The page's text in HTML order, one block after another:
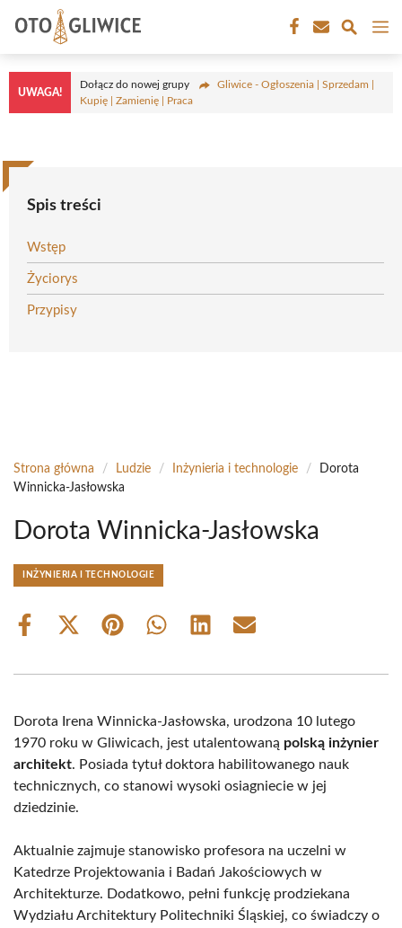
treści
UWAGA!
Dołącz do nowej grupy
Gliwice - Ogłoszenia | Sprzedam |
Kupię | Zamienię | Praca
Spis treści
Wstęp
Życiorys
Przypisy
Strona główna / Ludzie / Inżynieria i technologie /
Dorota
Winnicka-Jasłowska
Dorota Winnicka-Jasłowska
INŻYNIERIA I TECHNOLOGIE
Share
Share
(Twitter)
Share Share Share Share
Dorota Irena Winnicka-Jasłowska, urodzona 10 lutego
1970 roku w Gliwicach, jest utalentowaną polską inżynier
architekt. Posiada tytuł doktora habilitowanego nauk
technicznych, co stanowi wysoki osiagniecie w jej
dziedzinie.
Aktualnie zajmuje stanowisko profesora na uczelni w
Katedrze Projektowania i Badań Jakościowych w
Architekturze. Dodatkowo, pełni funkcję prodziekana
Wydziału Architektury Politechniki Śląskiej, co świadczy o